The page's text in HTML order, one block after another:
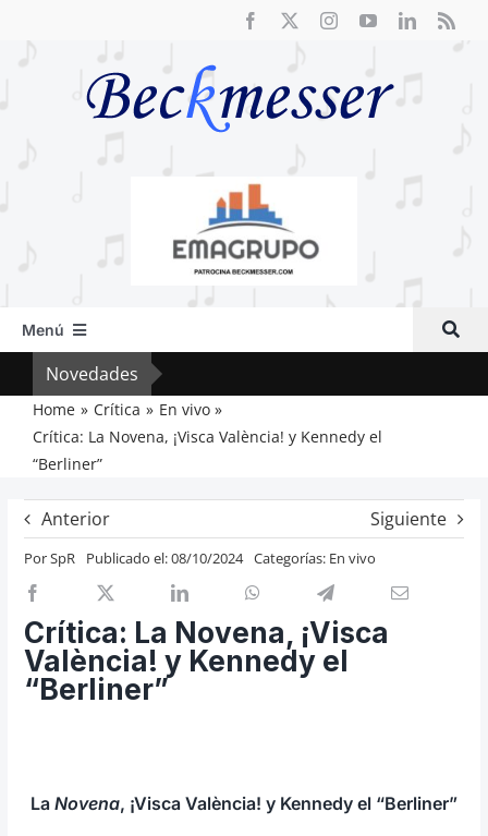
Menú
Inicio
Actual
Artículos
Previos de ópera
Entrevistas
Recomendación
Cosas de Beckmesser
Nosotros y privacidad
Buscar:
Novedades
Home Crítica
En vivo
Crítica: La Novena, ¡Visca València! y Kennedy el
“Berliner”
Anterior Siguiente
PorSpR Publicado el: 08/10/2024 Categorías: En vivo
Crítica: La Novena, ¡Visca
València! y Kennedy el
“Berliner”
La Novena, ¡Visca València! y Kennedy el “Berliner”